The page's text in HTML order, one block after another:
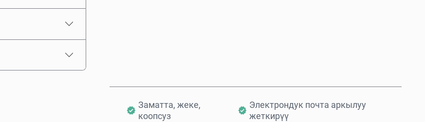
Заматта, жеке,
коопсуз
Электрондук почта аркылуу
жеткирүү